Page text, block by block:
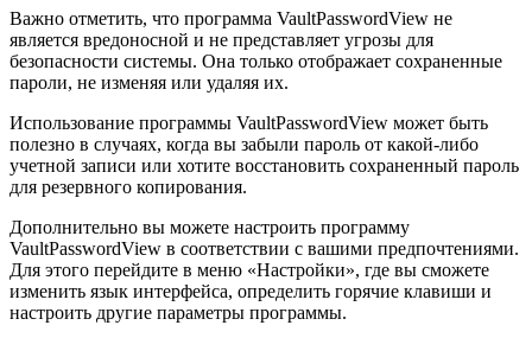
Важно отметить, что программа VaultPasswordView не
является вредоносной и не представляет угрозы для
безопасности системы. Она только отображает сохраненные
пароли, не изменяя или удаляя их.
Использование программы VaultPasswordView может быть
полезно в случаях, когда вы забыли пароль от какой-либо
учетной записи или хотите восстановить сохраненный пароль
для резервного копирования.
Дополнительно вы можете настроить программу
VaultPasswordView в соответствии с вашими предпочтениями.
Для этого перейдите в меню «Настройки», где вы сможете
изменить язык интерфейса, определить горячие клавиши и
настроить другие параметры программы.